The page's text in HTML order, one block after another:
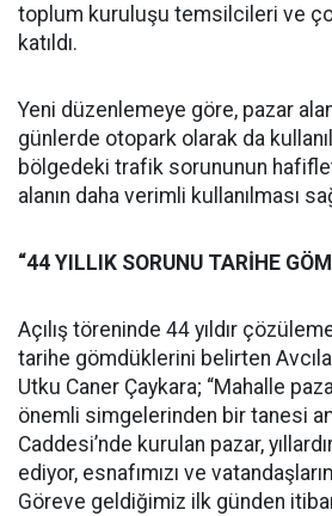
toplum kuruluşu temsilcileri ve
katıldı.
Yeni düzenlemeye göre, pazar
günlerde otopark olarak da
bölgedeki trafik sorununun
alanın daha verimli kullanılması
“44 YILLIK SORUNU TARİHE
Açılış töreninde 44 yıldır
tarihe gömdüklerini belirten
Utku Caner Çaykara; “Mahalle
önemli simgelerinden bir tanesi
Caddesi’nde kurulan pazar,
ediyor, esnafımızı ve
Göreve geldiğimiz ilk günden